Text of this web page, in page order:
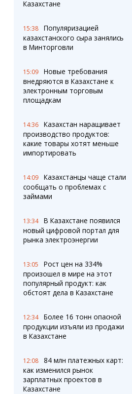
Казахстане
15:38
Популяризацией
казахстанского сыра занялись
в Минторговли
15:09
Новые требования
внедряются в Казахстане к
электронным торговым
площадкам
14:36
Казахстан наращивает
производство продуктов:
какие товары хотят меньше
импортировать
14:09
Казахстанцы чаще стали
сообщать о проблемах с
займами
13:34
В Казахстане появился
новый цифровой портал для
рынка электроэнергии
13:05
Рост цен на 334%
произошел в мире на этот
популярный продукт: как
обстоят дела в Казахстане
12:34
Более 16 тонн опасной
продукции изъяли из продажи
в Казахстане
12:08
84 млн платежных карт:
как изменился рынок
зарплатных проектов в
Казахстане